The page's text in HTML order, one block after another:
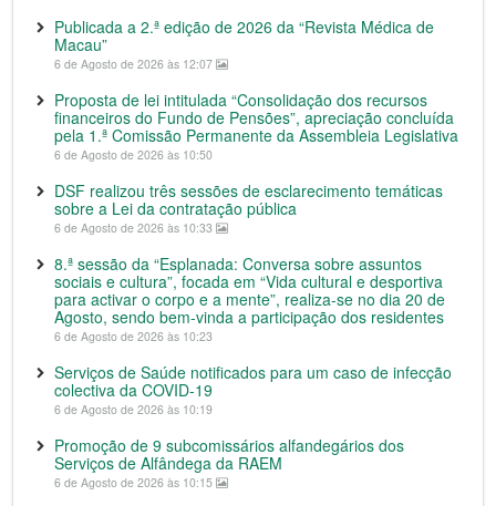
Publicada a 2.ª edição de 2026 da “Revista Médica de
Macau”
6 de Agosto de 2026 às 12:07
Proposta de lei intitulada “Consolidação dos recursos
financeiros do Fundo de Pensões”, apreciação concluída
pela 1.ª Comissão Permanente da Assembleia Legislativa
6 de Agosto de 2026 às 10:50
DSF realizou três sessões de esclarecimento temáticas
sobre a Lei da contratação pública
6 de Agosto de 2026 às 10:33
8.ª sessão da “Esplanada: Conversa sobre assuntos
sociais e cultura”, focada em “Vida cultural e desportiva
para activar o corpo e a mente”, realiza-se no dia 20 de
Agosto, sendo bem-vinda a participação dos residentes
6 de Agosto de 2026 às 10:23
Serviços de Saúde notificados para um caso de infecção
colectiva da COVID-19
6 de Agosto de 2026 às 10:19
Promoção de 9 subcomissários alfandegários dos
Serviços de Alfândega da RAEM
6 de Agosto de 2026 às 10:15